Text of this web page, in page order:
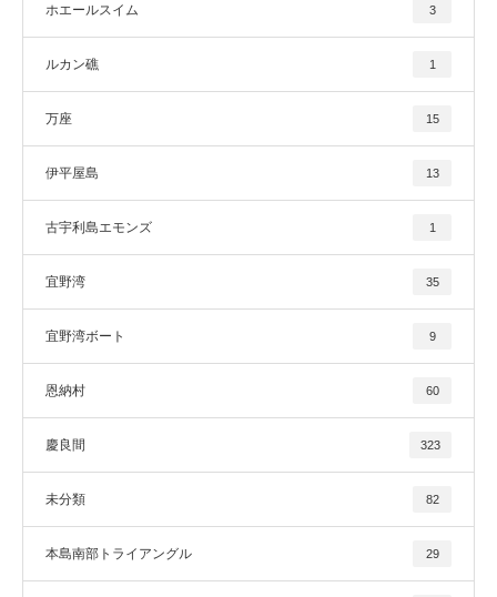
ホエールスイム 3
ルカン礁 1
万座 15
伊平屋島 13
古宇利島エモンズ 1
宜野湾 35
宜野湾ボート 9
恩納村 60
慶良間 323
未分類 82
本島南部トライアングル 29